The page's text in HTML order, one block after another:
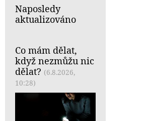
Naposledy
aktualizováno
Co mám dělat,
když nezmůžu nic
dělat? (6.8.2026,
10:28)